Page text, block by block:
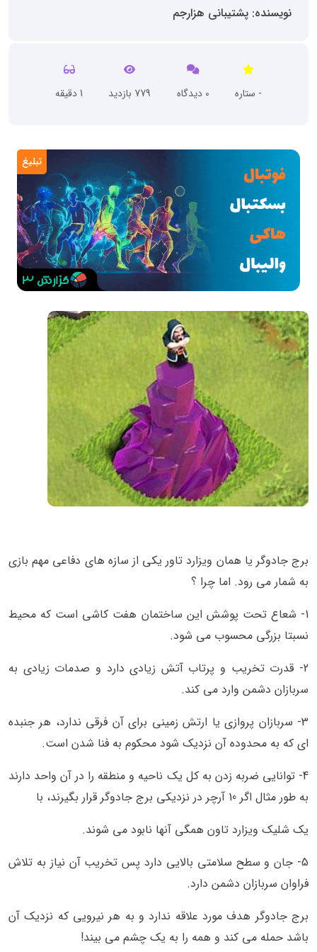
نویسنده: پشتیبانی هزارجم
- ستاره 0 دیدگاه 779 بازدید 1 دقیقه
تبلیغ
برج جادوگر یا همان ویزارد تاور یکی از سازه های دفاعی مهم بازی
به شمار می رود. اما چرا ؟
1- شعاع تحت پوشش این ساختمان هفت کاشی است که محیط
نسبتا بزرگی محسوب می شود.
2- قدرت تخریب و پرتاب آتش زیادی دارد و صدمات زیادی به
سربازان دشمن وارد می کند.
3- سربازان پروازی یا ارتش زمینی برای آن فرقی ندارد، هر جنبده
ای که به محدوده آن نزدیک شود محکوم به فنا شدن است.
4- توانایی ضربه زدن به کل یک ناحیه و منطقه را در آن واحد دارند
به طور مثال اگر 10 آرچر در نزدیکی برج جادوگر قرار بگیرند، با
یک شلیک ویزارد تاون همگی آنها نابود می شوند.
5- جان و سطح سلامتی بالایی دارد پس تخریب آن نیاز به تلاش
فراوان سربازان دشمن دارد.
برج جادوگر هدف مورد علاقه ندارد و به هر نیرویی که نزدیک آن
باشد حمله می کند و همه را به یک چشم می بیند!